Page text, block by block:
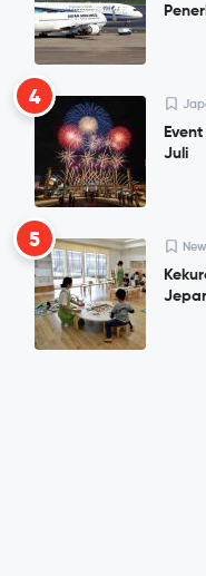
4
Juli
5